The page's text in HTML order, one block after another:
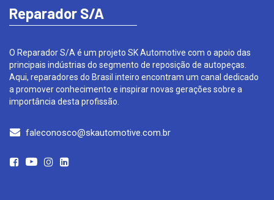
Reparador S/A
O Reparador S/A é um projeto SK Automotive com o apoio das
principais indústrias do segmento de reposição de autopeças.
Aqui, reparadores do Brasil inteiro encontram um canal dedicado
a promover conhecimento e inspirar novas gerações sobre a
importância desta profissão.
faleconosco@skautomotive.com.br